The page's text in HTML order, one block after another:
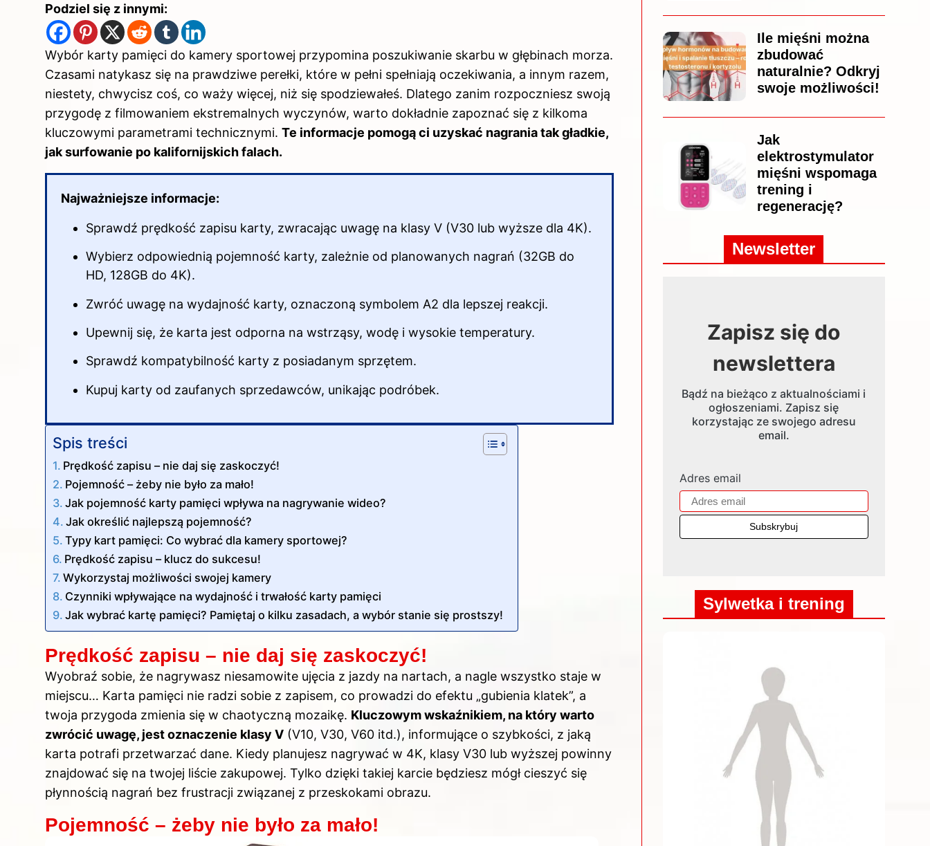
Podziel się z innymi:
Wybór karty pamięci do kamery sportowej przypomina poszukiwanie skarbu w głębinach morza.
Czasami natykasz się na prawdziwe perełki, które w pełni spełniają oczekiwania, a innym razem,
niestety, chwycisz coś, co waży więcej, niż się spodziewałeś. Dlatego zanim rozpoczniesz swoją
przygodę z filmowaniem ekstremalnych wyczynów, warto dokładnie zapoznać się z kilkoma
kluczowymi parametrami technicznymi. Te informacje pomogą ci uzyskać nagrania tak gładkie,
jak surfowanie po kalifornijskich falach.
Najważniejsze informacje:
Sprawdź prędkość zapisu karty, zwracając uwagę na klasy V (V30 lub wyższe dla 4K).
Wybierz odpowiednią pojemność karty, zależnie od planowanych nagrań (32GB do
HD, 128GB do 4K).
Zwróć uwagę na wydajność karty, oznaczoną symbolem A2 dla lepszej reakcji.
Upewnij się, że karta jest odporna na wstrząsy, wodę i wysokie temperatury.
Sprawdź kompatybilność karty z posiadanym sprzętem.
Kupuj karty od zaufanych sprzedawców, unikając podróbek.
Spis treści
Prędkość zapisu – nie daj się zaskoczyć!
Pojemność – żeby nie było za mało!
Jak pojemność karty pamięci wpływa na nagrywanie wideo?
Jak określić najlepszą pojemność?
Typy kart pamięci: Co wybrać dla kamery sportowej?
Prędkość zapisu – klucz do sukcesu!
Wykorzystaj możliwości swojej kamery
Czynniki wpływające na wydajność i trwałość karty pamięci
Jak wybrać kartę pamięci? Pamiętaj o kilku zasadach, a wybór stanie się prostszy!
Prędkość zapisu – nie daj się zaskoczyć!
Wyobraź sobie, że nagrywasz niesamowite ujęcia z jazdy na nartach, a nagle wszystko staje w
miejscu… Karta pamięci nie radzi sobie z zapisem, co prowadzi do efektu „gubienia klatek”, a
twoja przygoda zmienia się w chaotyczną mozaikę. Kluczowym wskaźnikiem, na który warto
zwrócić uwagę, jest oznaczenie klasy V (V10, V30, V60 itd.), informujące o szybkości, z jaką
karta potrafi przetwarzać dane. Kiedy planujesz nagrywać w 4K, klasy V30 lub wyższej powinny
znajdować się na twojej liście zakupowej. Tylko dzięki takiej karcie będziesz mógł cieszyć się
płynnością nagrań bez frustracji związanej z przeskokami obrazu.
Pojemność – żeby nie było za mało!
Ile mięśni można
zbudować
naturalnie? Odkryj
swoje możliwości!
Jak
elektrostymulator
mięśni wspomaga
trening i
regenerację?
Newsletter
Zapisz się do
newslettera
Bądź na bieżąco z aktualnościami i
ogłoszeniami. Zapisz się
korzystając ze swojego adresu
email.
Adres email
Sylwetka i trening